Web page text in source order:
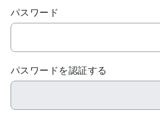
パスワード
パスワードを認証する